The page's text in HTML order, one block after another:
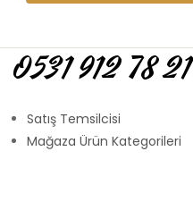
0531 912 78 21
Satış Temsilcisi
Mağaza Ürün Kategorileri